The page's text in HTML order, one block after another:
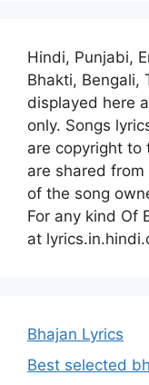
Hindi, Punjabi,
Bhakti, Bengali,
displayed here
only. Songs
are copyright to
are shared
of the song
For any kind Of
at
Bhajan Lyrics
Best selected